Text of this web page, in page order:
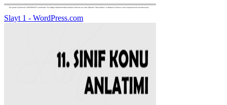
Slayt 1 - WordPress.com